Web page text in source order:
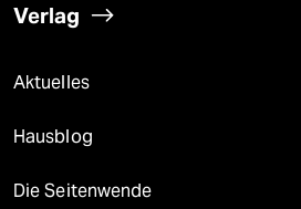
Verlag
Aktuelles
Hausblog
Die Seitenwende